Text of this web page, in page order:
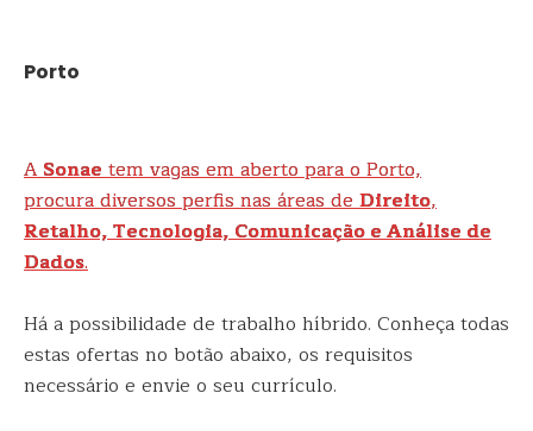
Porto
ASonaetem vagas em aberto para o Porto,
procura diversos perfis nas áreas deDireito,
Retalho, Tecnologia, Comunicação e Análise de
Dados.
Há a possibilidade de trabalho híbrido. Conheça todas
estas ofertas no botão abaixo, os requisitos
necessário e envie o seu currículo.